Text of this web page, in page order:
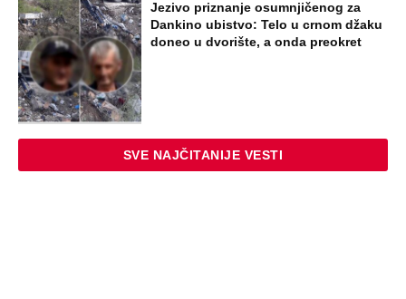
Jezivo priznanje osumnjičenog za
Dankino ubistvo: Telo u crnom džaku
doneo u dvorište, a onda preokret
SVE NAJČITANIJE VESTI